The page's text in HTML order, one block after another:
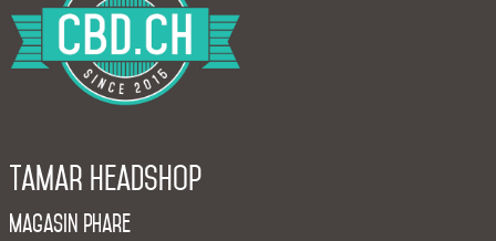
Tamar Headshop
Magasin phare